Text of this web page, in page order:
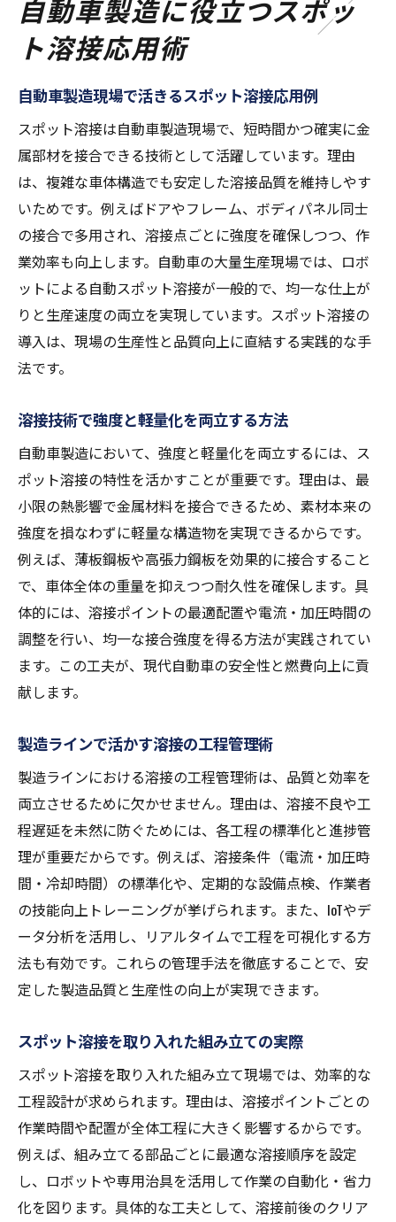
自動車製造に役立つスポッ
ト溶接応用術
自動車製造現場で活きるスポット溶接応用例
スポット溶接は自動車製造現場で、短時間かつ確実に金
属部材を接合できる技術として活躍しています。理由
は、複雑な車体構造でも安定した溶接品質を維持しやす
いためです。例えばドアやフレーム、ボディパネル同士
の接合で多用され、溶接点ごとに強度を確保しつつ、作
業効率も向上します。自動車の大量生産現場では、ロボ
ットによる自動スポット溶接が一般的で、均一な仕上が
りと生産速度の両立を実現しています。スポット溶接の
導入は、現場の生産性と品質向上に直結する実践的な手
法です。
溶接技術で強度と軽量化を両立する方法
自動車製造において、強度と軽量化を両立するには、ス
ポット溶接の特性を活かすことが重要です。理由は、最
小限の熱影響で金属材料を接合できるため、素材本来の
強度を損なわずに軽量な構造物を実現できるからです。
例えば、薄板鋼板や高張力鋼板を効果的に接合すること
で、車体全体の重量を抑えつつ耐久性を確保します。具
体的には、溶接ポイントの最適配置や電流・加圧時間の
調整を行い、均一な接合強度を得る方法が実践されてい
ます。この工夫が、現代自動車の安全性と燃費向上に貢
献します。
製造ラインで活かす溶接の工程管理術
製造ラインにおける溶接の工程管理術は、品質と効率を
両立させるために欠かせません。理由は、溶接不良や工
程遅延を未然に防ぐためには、各工程の標準化と進捗管
理が重要だからです。例えば、溶接条件（電流・加圧時
間・冷却時間）の標準化や、定期的な設備点検、作業者
の技能向上トレーニングが挙げられます。また、IoTやデ
ータ分析を活用し、リアルタイムで工程を可視化する方
法も有効です。これらの管理手法を徹底することで、安
定した製造品質と生産性の向上が実現できます。
スポット溶接を取り入れた組み立ての実際
スポット溶接を取り入れた組み立て現場では、効率的な
工程設計が求められます。理由は、溶接ポイントごとの
作業時間や配置が全体工程に大きく影響するからです。
例えば、組み立てる部品ごとに最適な溶接順序を設定
し、ロボットや専用治具を活用して作業の自動化・省力
化を図ります。具体的な工夫として、溶接前後のクリア